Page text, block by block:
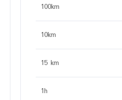
100km
10km
15 km
1h